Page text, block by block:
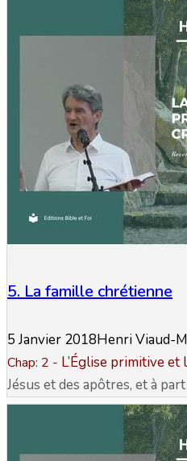
5. La famille chrétienne
5 Janvier 2018Henri Viaud-
Chap: 2 - L’Église primitive et
Jésus et des apôtres, et à